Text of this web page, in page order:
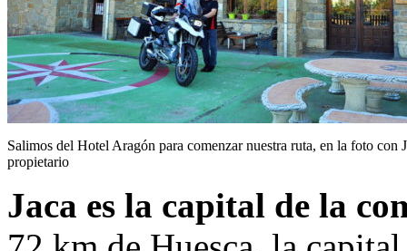
Salimos del Hotel Aragón para comenzar nuestra ruta, en la foto con
propietario
Jaca es la capital de la